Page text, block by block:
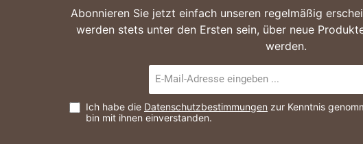
Abonnieren Sie jetzt einfach unseren regelmäßig
werden stets unter den Ersten sein, über neue
werden.
Mail-
Adresse*
Ich habe die Datenschutzbestimmungen zur Kenntnis
bin mit ihnen einverstanden.